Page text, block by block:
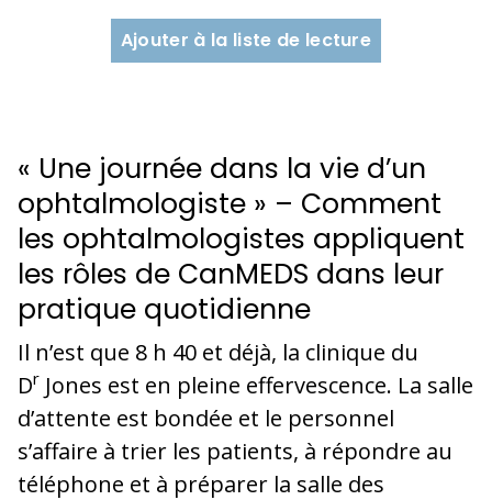
Ajouter à la liste de lecture
« Une journée dans la vie d’un
ophtalmologiste » – Comment
les ophtalmologistes appliquent
les rôles de CanMEDS dans leur
pratique quotidienne
Il n’est que 8 h 40 et déjà, la clinique du
Dr Jones est en pleine effervescence. La salle
d’attente est bondée et le personnel
s’affaire à trier les patients, à répondre au
téléphone et à préparer la salle des